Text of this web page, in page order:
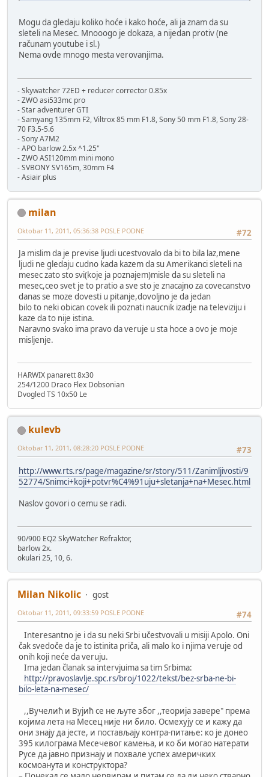
Mogu da gledaju koliko hoće i kako hoće, ali ja znam da su
sleteli na Mesec. Mnooogo je dokaza, a nijedan protiv (ne
računam youtube i sl.)
Nema ovde mnogo mesta verovanjima.
- Skywatcher 72ED + reducer corrector 0.85x
- ZWO asi533mc pro
- Star adventurer GTI
- Samyang 135mm F2, Viltrox 85 mm F1.8, Sony 50 mm F1.8, Sony 28-
70 F3.5-5.6
- Sony A7M2
- APO barlow 2.5x ^1.25"
- ZWO ASI120mm mini mono
- SVBONY SV165m, 30mm F4
- Asiair plus
milan
#72
Oktobar 11, 2011, 05:36:38 POSLE PODNE
Ja mislim da je previse ljudi ucestvovalo da bi to bila laz,mene
ljudi ne gledaju cudno kada kazem da su Amerikanci sleteli na
mesec zato sto svi(koje ja poznajem)misle da su sleteli na
mesec,ceo svet je to pratio a sve sto je znacajno za covecanstvo
danas se moze dovesti u pitanje,dovoljno je da jedan
bilo to neki obican covek ili poznati naucnik izadje na televiziju i
kaze da to nije istina.
Naravno svako ima pravo da veruje u sta hoce a ovo je moje
misljenje.
HARWIX panarett 8x30
254/1200 Draco Flex Dobsonian
Dvogled TS 10x50 Le
kulevb
#73
Oktobar 11, 2011, 08:28:20 POSLE PODNE
http://www.rts.rs/page/magazine/sr/story/511/Zanimljivosti/9
52774/Snimci+koji+potvr%C4%91uju+sletanja+na+Mesec.html
Naslov govori o cemu se radi.
90/900 EQ2 SkyWatcher Refraktor,
barlow 2x.
okulari 25, 10, 6.
Milan Nikolic
gost
#74
Oktobar 11, 2011, 09:33:59 POSLE PODNE
Interesantno je i da su neki Srbi učestvovali u misiji Apolo. Oni
čak svedoče da je to istinita priča, ali malo ko i njima veruje od
onih koji neće da veruju.
Ima jedan članak sa intervjuima sa tim Srbima:
http://pravoslavlje.spc.rs/broj/1022/tekst/bez-srba-ne-bi-
bilo-leta-na-mesec/
,,Вучелић и Вујић се не љуте због ,,теорија завере" према
којима лета на Месец није ни било. Осмехују се и кажу да
они знају да јесте, и постављају контра-питање: ко је донео
395 килограма Месечевог камења, и ко би могао натерати
Русе да јавно признају и похвале успех америчких
космоанута и конструктора?